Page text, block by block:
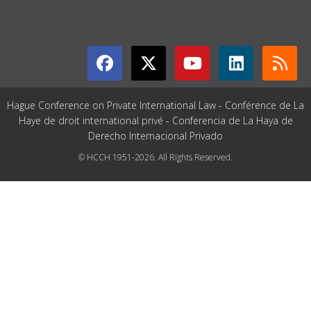
Hague Conference on Private International Law - Conférence de La
Haye de droit international privé - Conferencia de La Haya de
Derecho Internacional Privado
© HCCH 1951-2026. All Rights Reserved.